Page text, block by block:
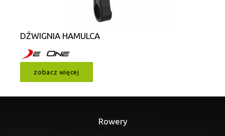
DŹWIGNIA HAMULCA
zobacz więcej
Rowery